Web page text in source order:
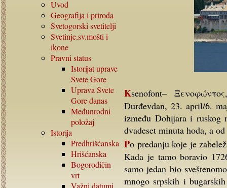
Uvod
Geografija i priroda
Svetogorski svetitelji
Svetinje,sv.mošti i
ikone
Pravni status
Istorijat uprave
Svete Gore
Uprava Svete
Gore danas
Međunrodni
položaj
Istorija
Predhrišćanska
Hrišćanska
Bogorodičin
vrt
Važni datumi
Ksenofont– Ξενοφώντος, Ksenofondos (Sveti velikomučenik Georgije-
Đurđevdan, 23. april/6.
između Dohijara i ruskog
dvadeset minuta hoda, a
Po predanju koje je zabeležio Barski, u manastiru su prvo živeli Srbi i Bugari.
Kada je tamo boravio
samo jedan bio
mnogo srpskih i